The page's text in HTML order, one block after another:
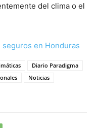
del clima o el
en Honduras
Diario Paradigma
Noticias